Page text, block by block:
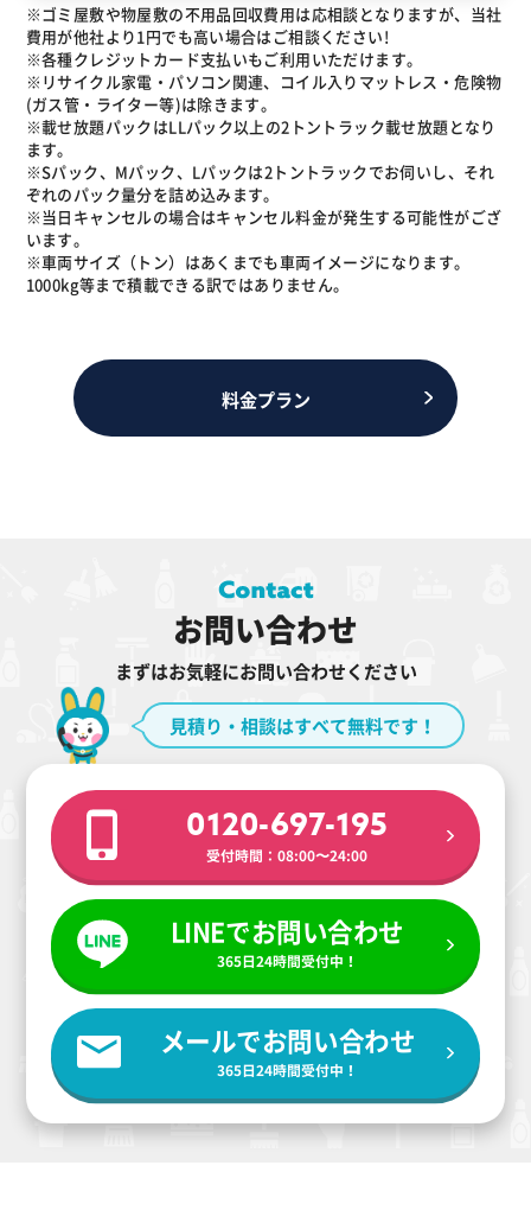
※ゴミ屋敷や物屋敷の不用品回収費用は応相談となりますが、当社
費用が他社より1円でも高い場合はご相談ください!
※各種クレジットカード支払いもご利用いただけます。
※リサイクル家電・パソコン関連、コイル入りマットレス・危険物
(ガス管・ライター等)は除きます。
※載せ放題パックはLLパック以上の2トントラック載せ放題となり
ます。
※Sパック、Mパック、Lパックは2トントラックでお伺いし、それ
ぞれのパック量分を詰め込みます。
※当日キャンセルの場合はキャンセル料金が発生する可能性がござ
います。
※車両サイズ（トン）はあくまでも車両イメージになります。
1000kg等まで積載できる訳ではありません。
料金プラン
お問い合わせ
まずはお気軽にお問い合わせください
見積り・相談はすべて無料です！
0120-697-195
受付時間：08:00〜24:00
LINEでお問い合わせ
365日24時間受付中！
メールでお問い合わせ
365日24時間受付中！